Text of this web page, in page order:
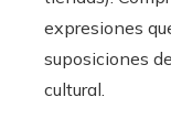
expresiones
suposiciones
cultural.